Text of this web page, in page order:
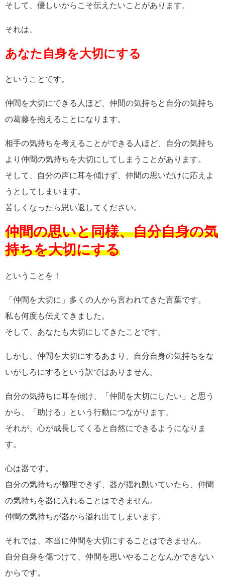
そして、優しいからこそ伝えたいことがあります。
それは、
あなた自身を大切にする
ということです。
仲間を大切にできる人ほど、仲間の気持ちと自分の気持ち
の葛藤を抱えることになります。
相手の気持ちを考えることができる人ほど、自分の気持ち
より仲間の気持ちを大切にしてしまうことがあります。
そして、自分の声に耳を傾けず、仲間の思いだけに応えよ
うとしてしまいます。
苦しくなったら思い返してください。
仲間の思いと同様、自分自身の気
持ちを大切にする
ということを！
「仲間を大切に」多くの人から言われてきた言葉です。
私も何度も伝えてきました。
そして、あなたも大切にしてきたことです。
しかし、仲間を大切にするあまり、自分自身の気持ちをな
いがしろにするという訳ではありません。
自分の気持ちに耳を傾け、「仲間を大切にしたい」と思う
から、「助ける」という行動につながります。
それが、心が成長してくると自然にできるようになりま
す。
心は器です。
自分の気持ちが整理できず、器が揺れ動いていたら、仲間
の気持ちを器に入れることはできません。
仲間の気持ちが器から溢れ出てしまいます。
それでは、本当に仲間を大切にすることはできません。
自分自身を傷つけて、仲間を思いやることなんかできない
からです。